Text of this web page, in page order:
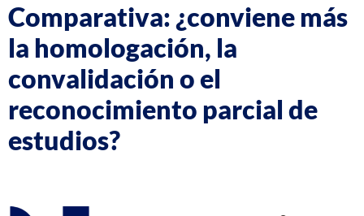
Comparativa: ¿conviene más
la homologación, la
convalidación o el
reconocimiento parcial de
estudios?